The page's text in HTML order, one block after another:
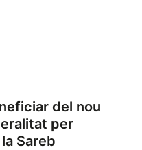
del nou
per
Sareb